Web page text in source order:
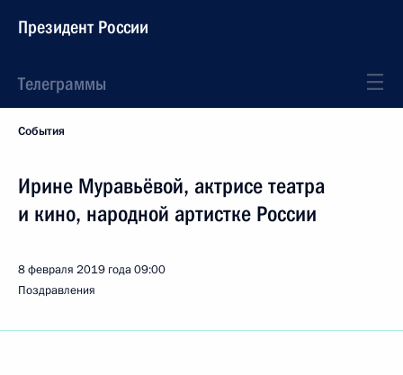
Президент России
Телеграммы
События
Ирине Муравьёвой, актрисе театра
и кино, народной артистке России
8 февраля 2019 года09:00
Поздравления